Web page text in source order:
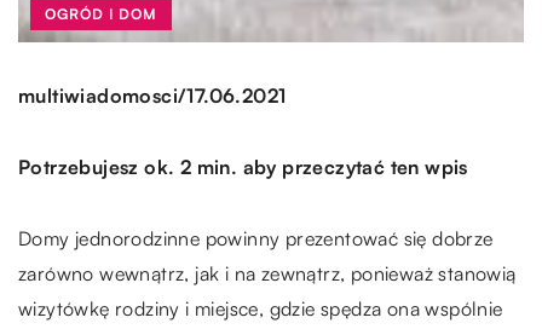
OGRÓD I DOM
multiwiadomosci/17.06.2021
Potrzebujesz ok. 2 min. aby przeczytać ten wpis
Domy jednorodzinne powinny prezentować się dobrze
zarówno wewnątrz, jak i na zewnątrz, ponieważ stanowią
wizytówkę rodziny i miejsce, gdzie spędza ona wspólnie